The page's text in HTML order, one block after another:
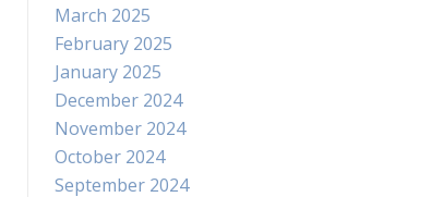
March 2025
February 2025
January 2025
December 2024
November 2024
October 2024
September 2024